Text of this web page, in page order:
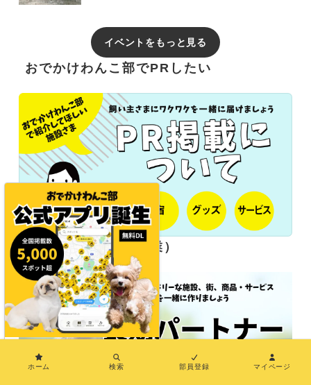
イベントをもっと見る
おでかけわんこ部でPRしたい
長期パートナー（協業）
ホーム 検索 部員登録 マイページ